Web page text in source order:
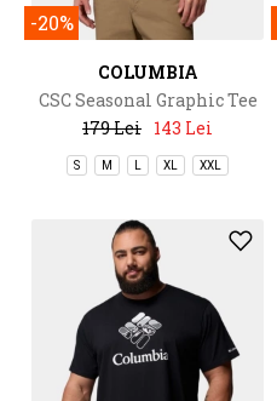
-20%
COLUMBIA
CSC Seasonal Graphic Tee
179 Lei 143 Lei
S M XL XXL